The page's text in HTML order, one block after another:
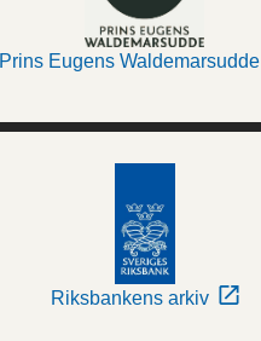
Prins Eugens Waldemarsudde
Riksbankens arkiv